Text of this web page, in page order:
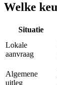
Welke
Situatie
Lokale
aanvraag
Algemene
uitleg